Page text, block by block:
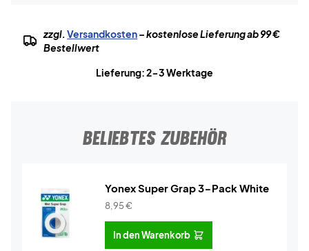
zzgl.Versandkosten– kostenlose Lieferung ab 99 €
Bestellwert
Lieferung: 2-3 Werktage
BELIEBTES ZUBEHÖR
Yonex Super Grap 3-Pack White
8,95€
In den Warenkorb